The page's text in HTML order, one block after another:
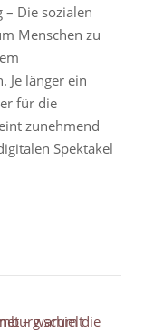
Die sozialen
Menschen zu
Je länger ein
für die
zunehmend
Spektakel